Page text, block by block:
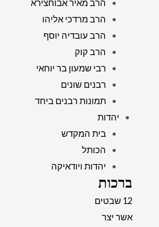
הרב מאיר אבוחצירא
הרב מרדכי אליהו
הרב עובדיה יוסף
הרב קוק
רבי שמעון בר יוחאי
רבנים שונים
תמונות רבנים ביחד
יהדות
בית המקדש
הכותל
יהדות ויודאיקה
ברכות
12 שבטים
אשר יצר